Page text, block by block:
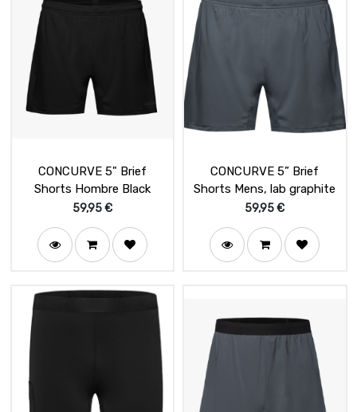
CONCURVE 5" Brief
Shorts Hombre Black
59,95€
CONCURVE 5” Brief
Shorts Mens, lab graphite
59,95€